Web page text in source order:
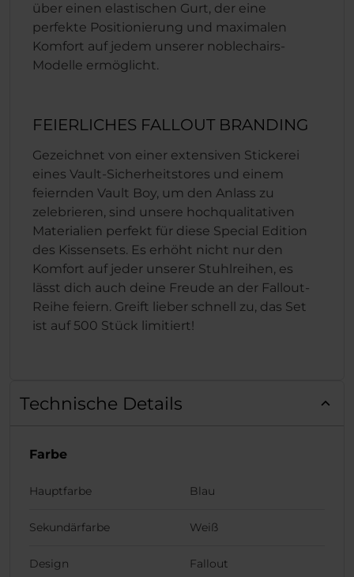
über einen elastischen Gurt, der eine
perfekte Positionierung und maximalen
Komfort auf jedem unserer noblechairs-
Modelle ermöglicht.
FEIERLICHES FALLOUT BRANDING
Gezeichnet von einer extensiven Stickerei
eines Vault-Sicherheitstores und einem
feiernden Vault Boy, um den Anlass zu
zelebrieren, sind unsere hochqualitativen
Materialien perfekt für diese Special Edition
des Kissensets. Es erhöht nicht nur den
Komfort auf jeder unserer Stuhlreihen, es
lässt dich auch deine Freude an der Fallout-
Reihe feiern. Greift lieber schnell zu, das Set
ist auf 500 Stück limitiert!
Technische Details
Farbe
Hauptfarbe Blau
Sekundärfarbe Weiß
Design Fallout